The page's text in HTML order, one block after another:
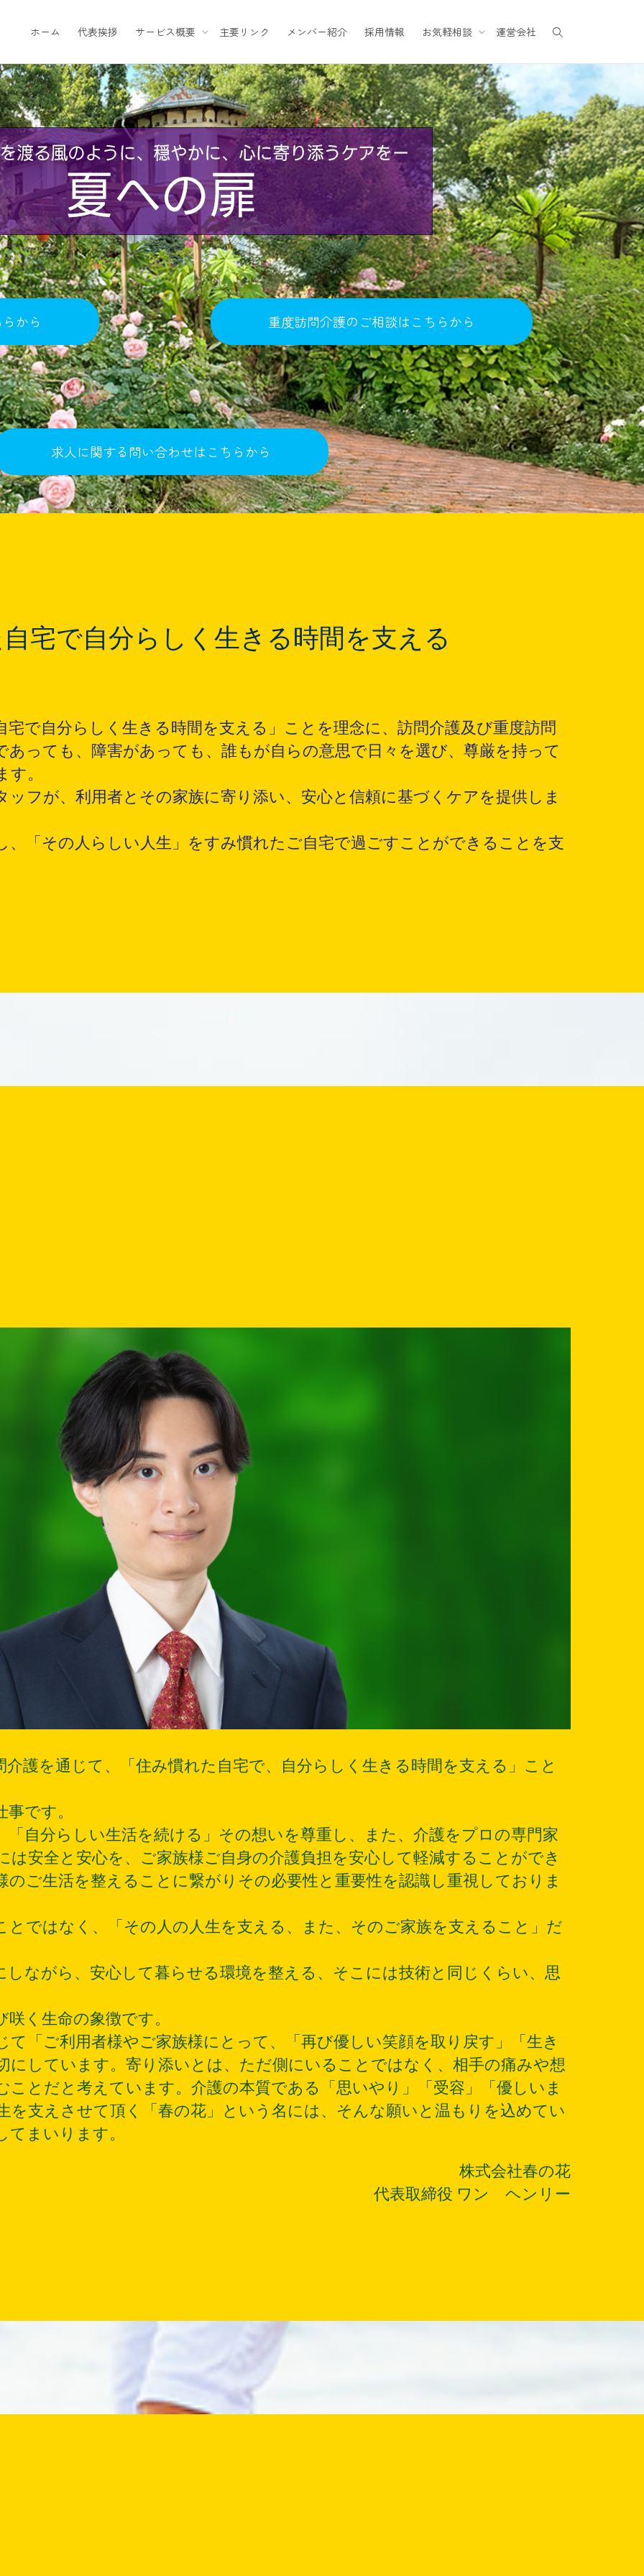
ホーム 代表挨拶 サービス概要 主要リンク メンバー紹介 採用情報 お気軽相談 運営会社
から 重度訪問介護のご相談はこちらから
求人に関する問い合わせはこちらから
宅で自分らしく生きる時間を支える
で自分らしく生きる時間を支える」ことを理念に、訪問介護及び重度訪問
あっても、障害があっても、誰もが自らの意思で日々を選び、尊厳を持って
。
フが、利用者とその家族に寄り添い、安心と信頼に基づくケアを提供しま
、「その人らしい人生」をすみ慣れたご自宅で過ごすことができることを支
護を通じて、「住み慣れた自宅で、自分らしく生きる時間を支える」こと
です。
「自分らしい生活を続ける」その想いを尊重し、また、介護をプロの専門家
安全と安心を、ご家族様ご自身の介護負担を安心して軽減することができ
ご生活を整えることに繋がりその必要性と重要性を認識し重視しておりま
とではなく、「その人の人生を支える、また、そのご家族を支えること」だ
しながら、安心して暮らせる環境を整える、そこには技術と同じくらい、思
く生命の象徴です。
「ご利用者様やご家族様にとって、「再び優しい笑顔を取り戻す」「生き
にしています。寄り添いとは、ただ側にいることではなく、相手の痛みや想
ことだと考えています。介護の本質である「思いやり」「受容」「優しいま
を支えさせて頂く「春の花」という名には、そんな願いと温もりを込めてい
まいります。
株式会社春の花
代表取締役 ワン ヘンリー